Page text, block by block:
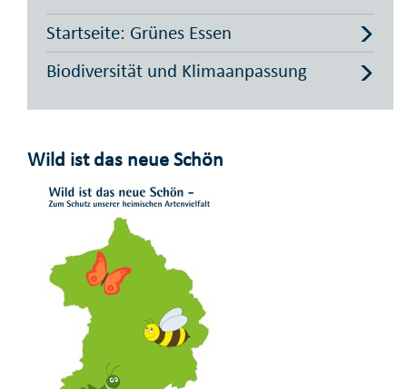
Startseite: Grünes Essen
Biodiversität und Klimaanpassung
Wild ist das neue Schön